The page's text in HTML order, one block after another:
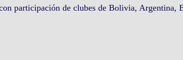
participación de clubes de Bolivia, Argentina,